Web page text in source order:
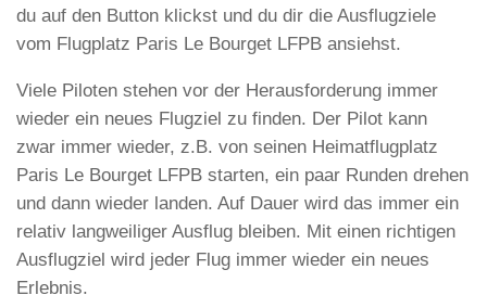
du auf den Button klickst und du dir die Ausflugziele
vom Flugplatz Paris Le Bourget LFPB ansiehst.
Viele Piloten stehen vor der Herausforderung immer
wieder ein neues Flugziel zu finden. Der Pilot kann
zwar immer wieder, z.B. von seinen Heimatflugplatz
Paris Le Bourget LFPB starten, ein paar Runden drehen
und dann wieder landen. Auf Dauer wird das immer ein
relativ langweiliger Ausflug bleiben. Mit einen richtigen
Ausflugziel wird jeder Flug immer wieder ein neues
Erlebnis.